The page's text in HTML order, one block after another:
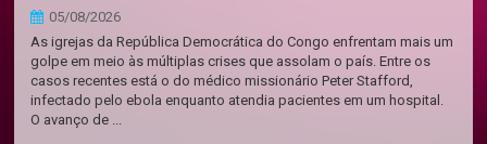
05/08/2026
As igrejas da República Democrática do Congo enfrentam mais um
golpe em meio às múltiplas crises que assolam o país. Entre os
casos recentes está o do médico missionário Peter Stafford,
infectado pelo ebola enquanto atendia pacientes em um hospital.
O avanço de ...